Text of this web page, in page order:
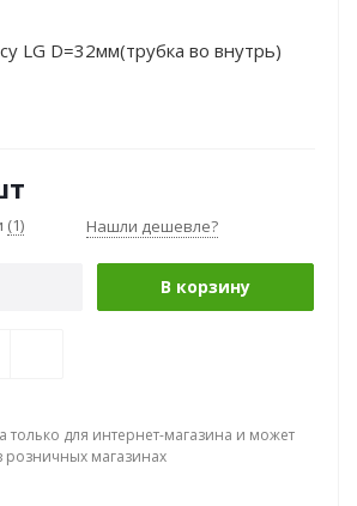
LG D=32мм(трубка во внутрь)
(1) Нашли дешевле?
В корзину
только для интернет-магазина и может
розничных магазинах